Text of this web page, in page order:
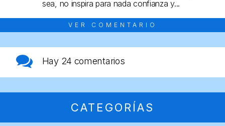
sea, no inspira para nada confianza y...
VER COMENTARIO
Hay 24 comentarios
CATEGORÍAS